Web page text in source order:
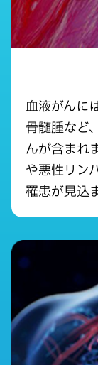
血液がんに
骨髄腫など
んが含まれ
や悪性リン
罹患が見込